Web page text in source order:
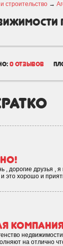
строительство →
0 отзывов
, дорогие друзья ,
это хорошо и
на отлично